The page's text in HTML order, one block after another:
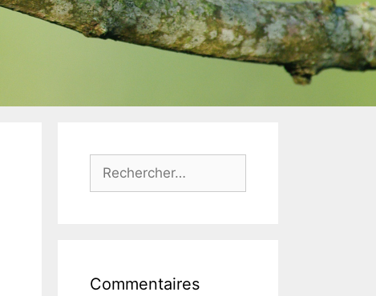
Commentaires